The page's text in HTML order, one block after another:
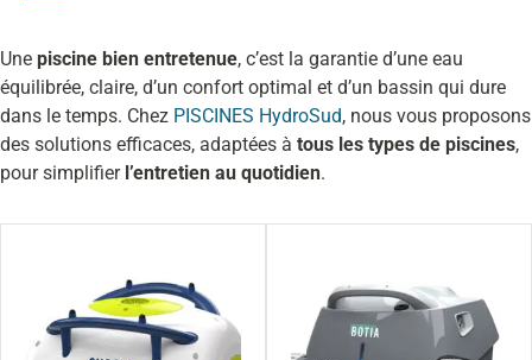
Une piscine bien entretenue, c’est la garantie d’une eau
équilibrée, claire, d’un confort optimal et d’un bassin qui dure
dans le temps. Chez PISCINES HydroSud, nous vous proposons
des solutions efficaces, adaptées à tous les types de piscines,
pour simplifier l’entretien au quotidien.